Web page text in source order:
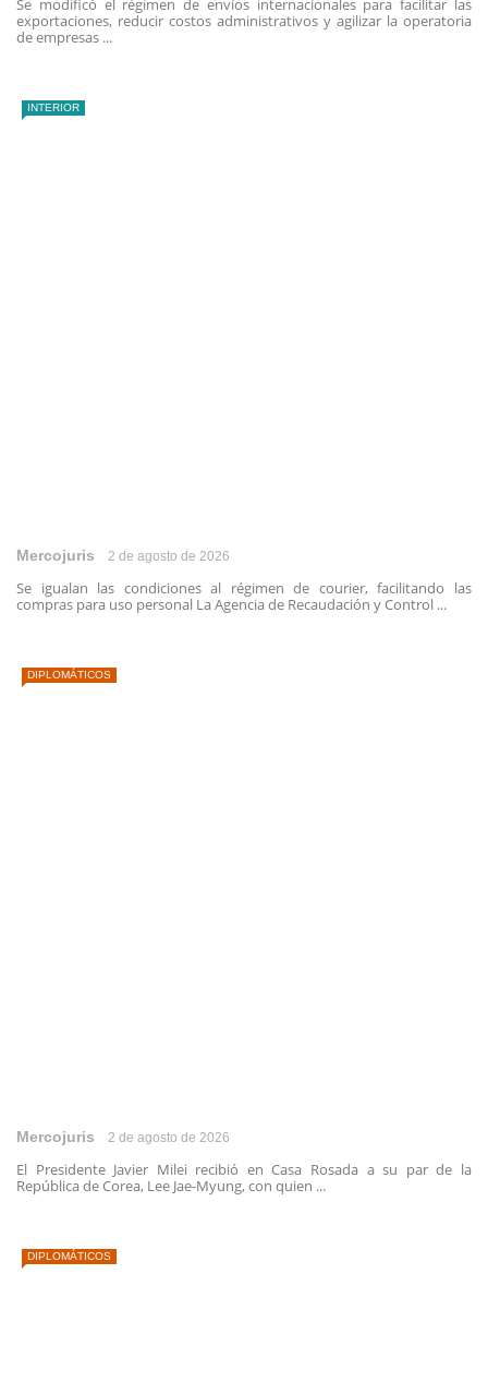
Se modificó el régimen de envíos internacionales para facilitar las
exportaciones, reducir costos administrativos y agilizar la operatoria
de empresas ...
INTERIOR
Mercojuris 2 de agosto de 2026
Se igualan las condiciones al régimen de courier, facilitando las
compras para uso personal La Agencia de Recaudación y Control ...
DIPLOMÁTICOS
Mercojuris 2 de agosto de 2026
El Presidente Javier Milei recibió en Casa Rosada a su par de la
República de Corea, Lee Jae-Myung, con quien ...
DIPLOMÁTICOS